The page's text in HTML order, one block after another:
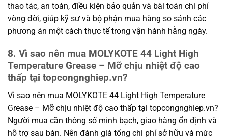
thao tác, an toàn, điều kiện bảo quản và bài toán chi phí
vòng đời, giúp kỹ sư và bộ phận mua hàng so sánh các
phương án một cách thực tế trong vận hành hằng ngày.
8. Vì sao nên mua MOLYKOTE 44 Light High
Temperature Grease – Mỡ chịu nhiệt độ cao
thấp tại topcongnghiep.vn?
Vì sao nên mua MOLYKOTE 44 Light High Temperature
Grease – Mỡ chịu nhiệt độ cao thấp tại topcongnghiep.vn?
Người mua cần thông số minh bạch, giao hàng ổn định và
hỗ trợ sau bán. Nên đánh giá tổng chi phí sở hữu và mức